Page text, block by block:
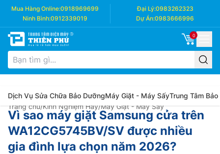
Mua Hàng Online:0918969699 Đại Lý:0983262323
Ninh Bình:0912339019 Dự Án:0983666996
0
Dịch Vụ Sửa Chữa Bảo DưỡngMáy Giặt - Máy SấyTrung Tâm Bảo
Trang chủ/Kinh Nghiệm Hay/Máy Giặt - Máy Sấy
Vì sao máy giặt Samsung cửa trên
WA12CG5745BV/SV được nhiều
gia đình lựa chọn năm 2026?